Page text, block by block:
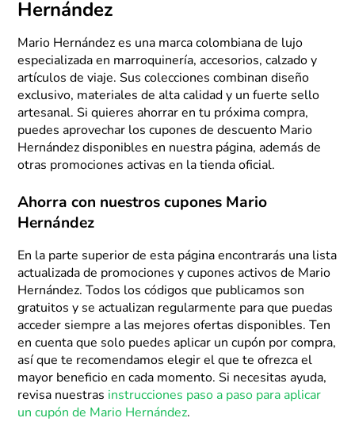
Hernández
Mario Hernández es una marca colombiana de lujo
especializada en marroquinería, accesorios, calzado y
artículos de viaje. Sus colecciones combinan diseño
exclusivo, materiales de alta calidad y un fuerte sello
artesanal. Si quieres ahorrar en tu próxima compra,
puedes aprovechar los cupones de descuento Mario
Hernández disponibles en nuestra página, además de
otras promociones activas en la tienda oficial.
Ahorra con nuestros cupones Mario
Hernández
En la parte superior de esta página encontrarás una lista
actualizada de promociones y cupones activos de Mario
Hernández. Todos los códigos que publicamos son
gratuitos y se actualizan regularmente para que puedas
acceder siempre a las mejores ofertas disponibles. Ten
en cuenta que solo puedes aplicar un cupón por compra,
así que te recomendamos elegir el que te ofrezca el
mayor beneficio en cada momento. Si necesitas ayuda,
revisa nuestras instrucciones paso a paso para aplicar
un cupón de Mario Hernández.